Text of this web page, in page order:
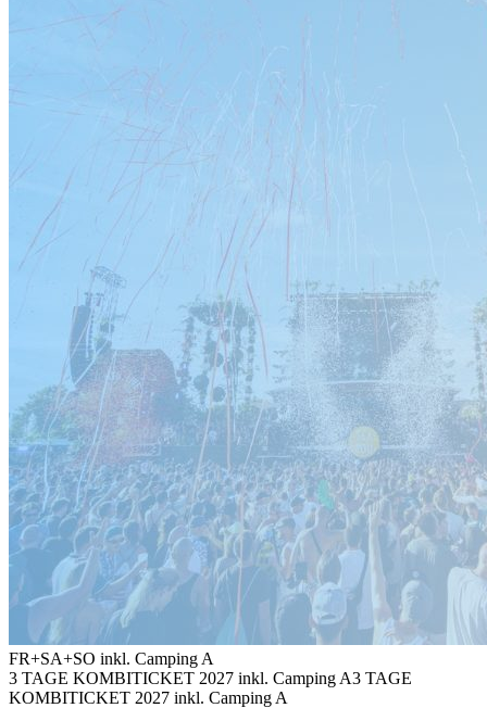
FR+SA+SO inkl. Camping A
3 TAGE KOMBITICKET 2027 inkl. Camping A3 TAGE
KOMBITICKET 2027 inkl. Camping A